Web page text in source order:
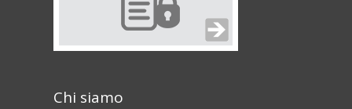
Chi siamo